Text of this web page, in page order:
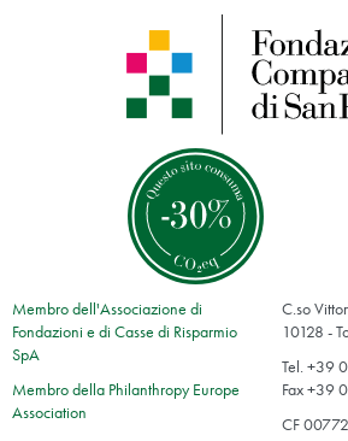
Membro dell'Associazione di
Fondazioni e di Casse di Risparmio
SpA
Membro della Philanthropy Europe
Association
C.so
10128 -
Tel. +39
Fax +39
CF